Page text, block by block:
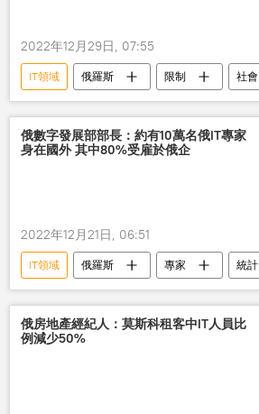
2022年12月29日, 07:55
IT領域 俄羅斯 限制 社會
俄數字發展部部長：約有10萬名俄IT專家
身在國外 其中80%受雇於俄企
2022年12月21日, 06:51
IT領域 俄羅斯 專家 統計
俄房地產經紀人：莫斯科租客中IT人員比
例減少50%